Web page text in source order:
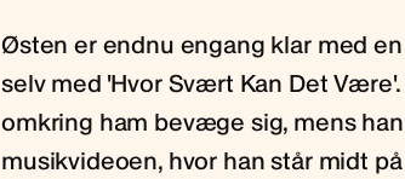
Østen er endnu engang klar med
selv med 'Hvor Svært Kan Det
omkring ham bevæge sig, mens
musikvideoen, hvor han står midt